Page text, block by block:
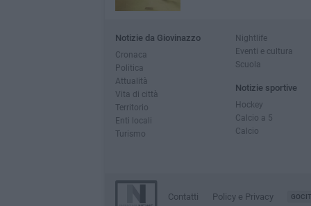
Notizie da Giovinazzo
Cronaca
Politica
Attualità
Vita di città
Territorio
Enti locali
Turismo
Nightlife
Eventi e cultura
Scuola
Notizie sportive
Hockey
Calcio a 5
Calcio
Contatti Policy e Privacy